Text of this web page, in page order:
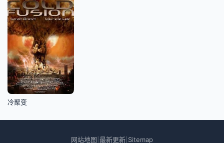
冷聚变
网站地图 最新更新 Sitemap